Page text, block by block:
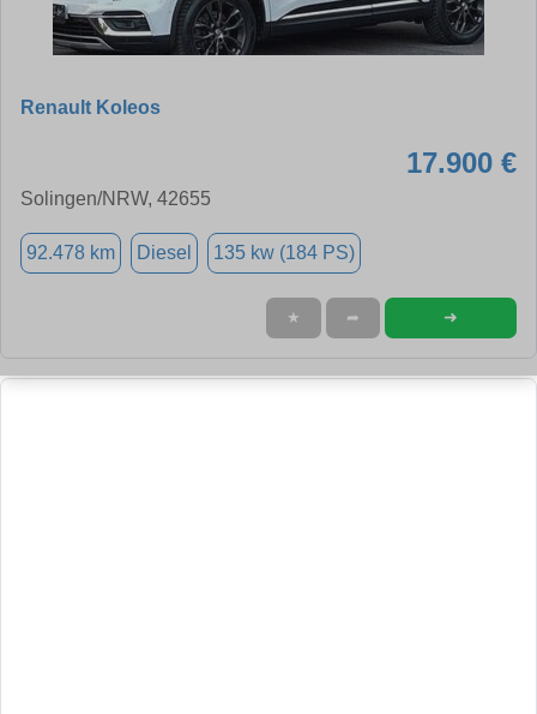
Renault Koleos
17.900 €
Solingen/NRW, 42655
92.478 km Diesel 135 kw (184 PS)
★ ➦ ➜